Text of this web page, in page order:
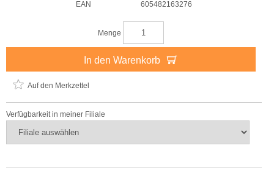
EAN
605482163276
Menge
In den Warenkorb
Auf den Merkzettel
Verfügbarkeit in meiner Filiale